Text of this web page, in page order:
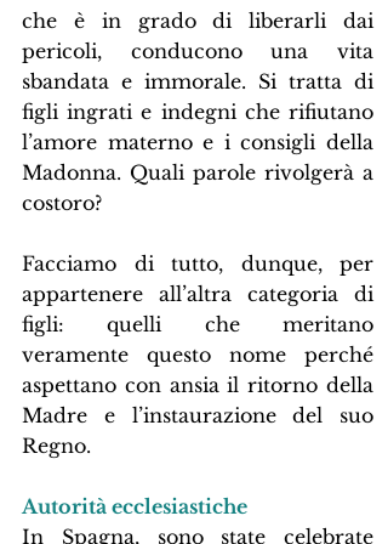
che è in grado di liberarli dai
pericoli, conducono una vita
sbandata e immorale. Si tratta di
figli ingrati e indegni che rifiutano
l’amore materno e i consigli della
Madonna. Quali parole rivolgerà a
costoro?
Facciamo di tutto, dunque, per
appartenere all’altra categoria di
figli: quelli che meritano
veramente questo nome perché
aspettano con ansia il ritorno della
Madre e l’instaurazione del suo
Regno.
Autorità ecclesiastiche
In Spagna, sono state celebrate